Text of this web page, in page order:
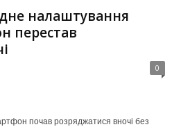
налаштування
перестав
0
почав розряджатися вночі без